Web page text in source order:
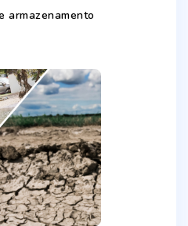
armazenamento